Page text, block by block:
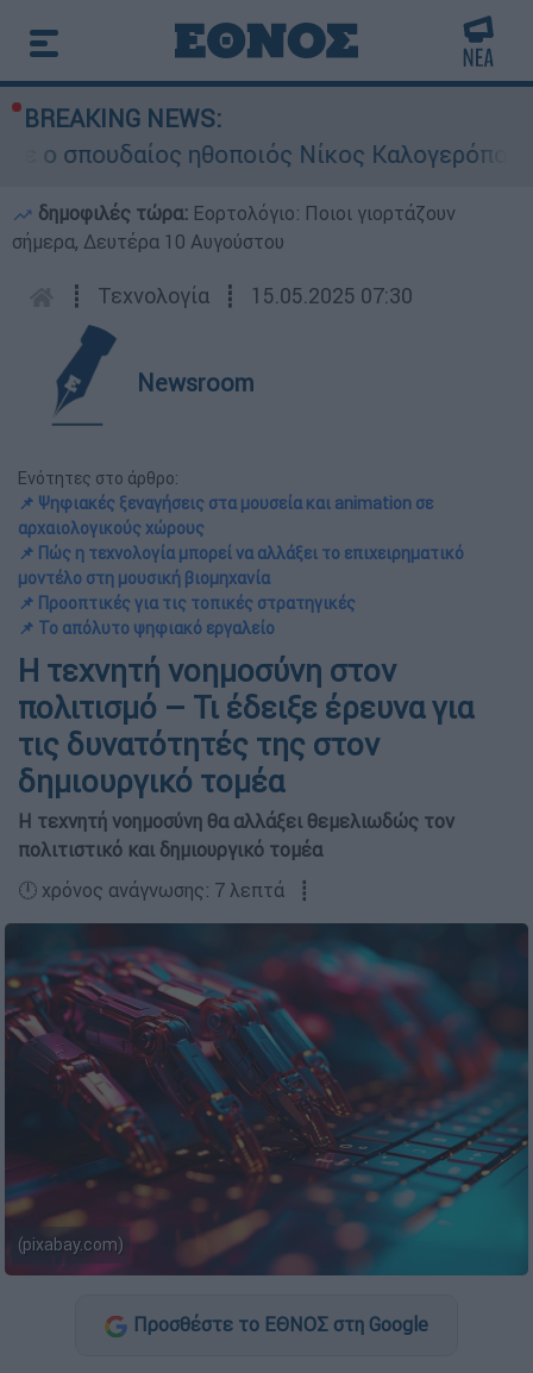
BREAKING NEWS:
ηθοποιός Νίκος Καλογερόπουλος
δημοφιλές τώρα: Εορτολόγιο: Ποιοι γιορτάζουν
σήμερα, Δευτέρα 10 Αυγούστου
┋ Τεχνολογία ┋ 15.05.2025 07:30
Newsroom
Ενότητες στο άρθρο:
📌 Ψηφιακές ξεναγήσεις στα μουσεία και animation σε
αρχαιολογικούς χώρους
📌 Πώς η τεχνολογία μπορεί να αλλάξει το επιχειρηματικό
μοντέλο στη μουσική βιομηχανία
📌 Προοπτικές για τις τοπικές στρατηγικές
📌 Το απόλυτο ψηφιακό εργαλείο
Η τεχνητή νοημοσύνη στον
πολιτισμό – Τι έδειξε έρευνα για
τις δυνατότητές της στον
δημιουργικό τομέα
Η τεχνητή νοημοσύνη θα αλλάξει θεμελιωδώς τον
πολιτιστικό και δημιουργικό τομέα
🕛 χρόνος ανάγνωσης: 7 λεπτά ┋
(pixabay.com)
Προσθέστε το ΕΘΝΟΣ στη Google